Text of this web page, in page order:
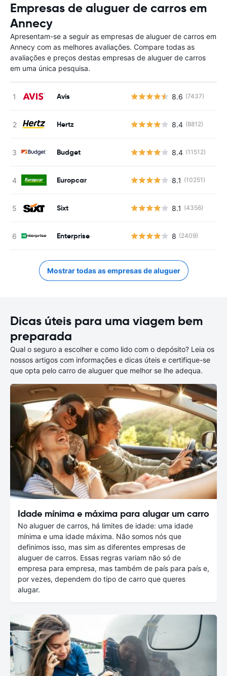
Empresas de aluguer de carros em
Annecy
Apresentam-se a seguir as empresas de aluguer de carros em
Annecy com as melhores avaliações. Compare todas as
avaliações e preços destas empresas de aluguer de carros
em uma única pesquisa.
Avis 8.6 (7437)
Hertz 8.4 (8812)
Budget 8.4 (11512)
Europcar 8.1 (10251)
Sixt 8.1 (4356)
Enterprise 8 (2409)
Mostrar todas as empresas de aluguer
Dicas úteis para uma viagem bem
preparada
Qual o seguro a escolher e como lido com o depósito? Leia os
nossos artigos com informações e dicas úteis e certifique-se
que opta pelo carro de aluguer que melhor se lhe adequa.
Idade mínima e máxima para alugar um carro
No aluguer de carros, há limites de idade: uma idade
mínima e uma idade máxima. Não somos nós que
definimos isso, mas sim as diferentes empresas de
aluguer de carros. Essas regras variam não só de
empresa para empresa, mas também de país para país e,
por vezes, dependem do tipo de carro que queres
alugar.